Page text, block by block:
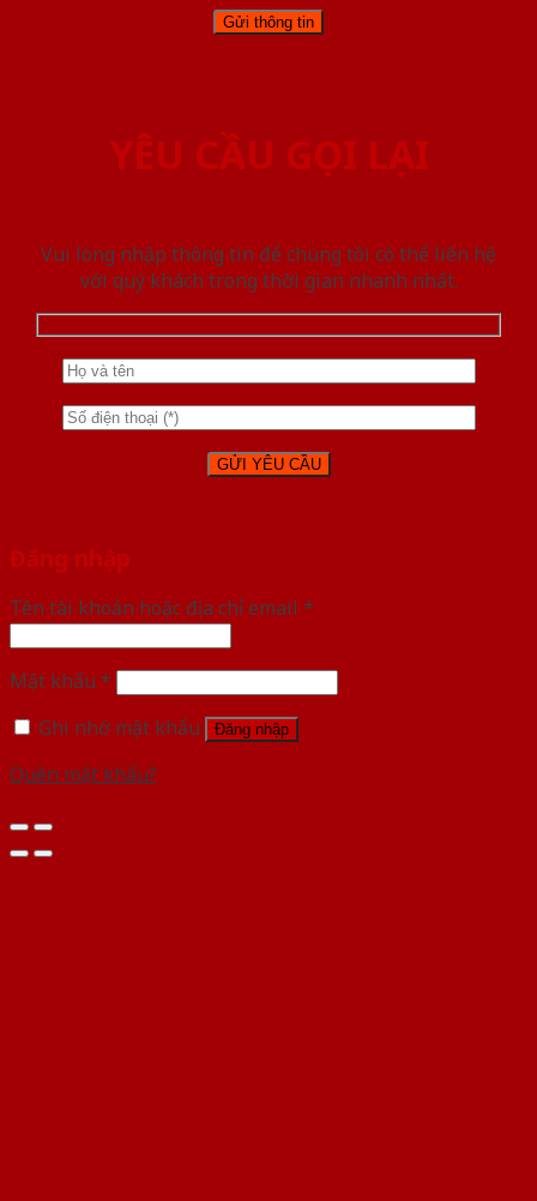
YÊU CẦU GỌI LẠI
Vui lòng nhập thông tin để chúng tôi có thể liên hệ
với quý khách trong thời gian nhanh nhất.
Đăng nhập
Tên tài khoản hoặc địa chỉ email *
Mật khẩu *
Ghi nhớ mật khẩu
Đăng nhập
Quên mật khẩu?